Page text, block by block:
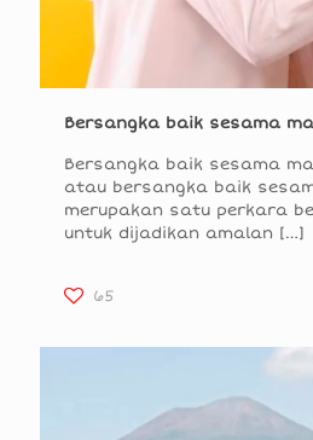
Bersangka baik sesama
Bersangka baik sesama
atau bersangka baik
merupakan satu perkara
untuk dijadikan amalan […]
65